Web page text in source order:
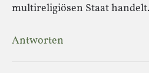
multireligiösen Staat handelt.
Antworten